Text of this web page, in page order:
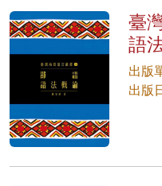
臺
語
出版
出版